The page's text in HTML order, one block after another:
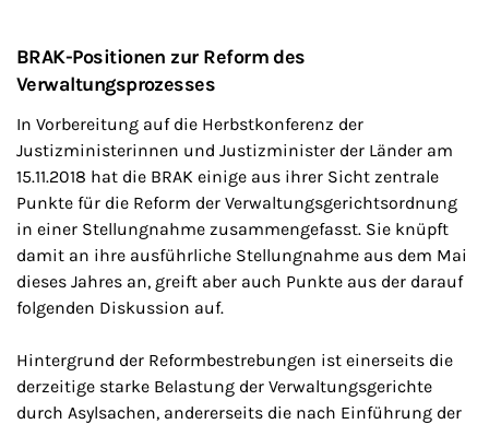
BRAK-Positionen zur Reform des
Verwaltungsprozesses
In Vorbereitung auf die Herbstkonferenz der
Justizministerinnen und Justizminister der Länder am
15.11.2018 hat die BRAK einige aus ihrer Sicht zentrale
Punkte für die Reform der Verwaltungsgerichtsordnung
in einer Stellungnahme zusammengefasst. Sie knüpft
damit an ihre ausführliche Stellungnahme aus dem Mai
dieses Jahres an, greift aber auch Punkte aus der darauf
folgenden Diskussion auf.
Hintergrund der Reformbestrebungen ist einerseits die
derzeitige starke Belastung der Verwaltungsgerichte
durch Asylsachen, andererseits die nach Einführung der